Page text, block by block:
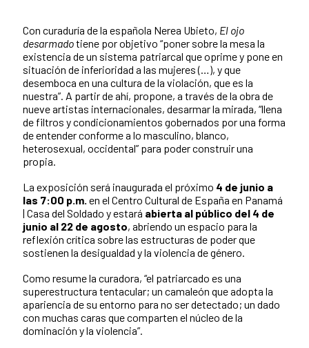
Con curaduría de la española Nerea Ubieto, El ojo
desarmadotiene por objetivo “poner sobre la mesa la
existencia de un sistema patriarcal que oprime y pone en
situación de inferioridad a las mujeres (…), y que
desemboca en una cultura de la violación, que es la
nuestra”. A partir de ahí, propone, a través de la obra de
nueve artistas internacionales, desarmar la mirada, “llena
de filtros y condicionamientos gobernados por una forma
de entender conforme a lo masculino, blanco,
heterosexual, occidental” para poder construir una
propia.
La exposición será inaugurada el próximo 4 de junio a
las 7:00 p.m. en el Centro Cultural de España en Panamá
| Casa del Soldado yestará abierta al público del 4 de
junio al 22 de agosto, abriendo un espacio para la
reflexión crítica sobre las estructuras de poder que
sostienen la desigualdad y la violencia de género.
Como resume la curadora, “el patriarcado es una
superestructura tentacular; un camaleón que adopta la
apariencia de su entorno para no ser detectado; un dado
con muchas caras que comparten el núcleo de la
dominación y la violencia”.